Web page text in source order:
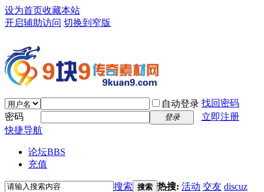
设为首页收藏本站
开启辅助访问 切换到窄版
自动登录 找回密码
密码
登录
立即注册
快捷导航
论坛BBS
充值
搜索 搜索 热搜: 活动 交友 discuz